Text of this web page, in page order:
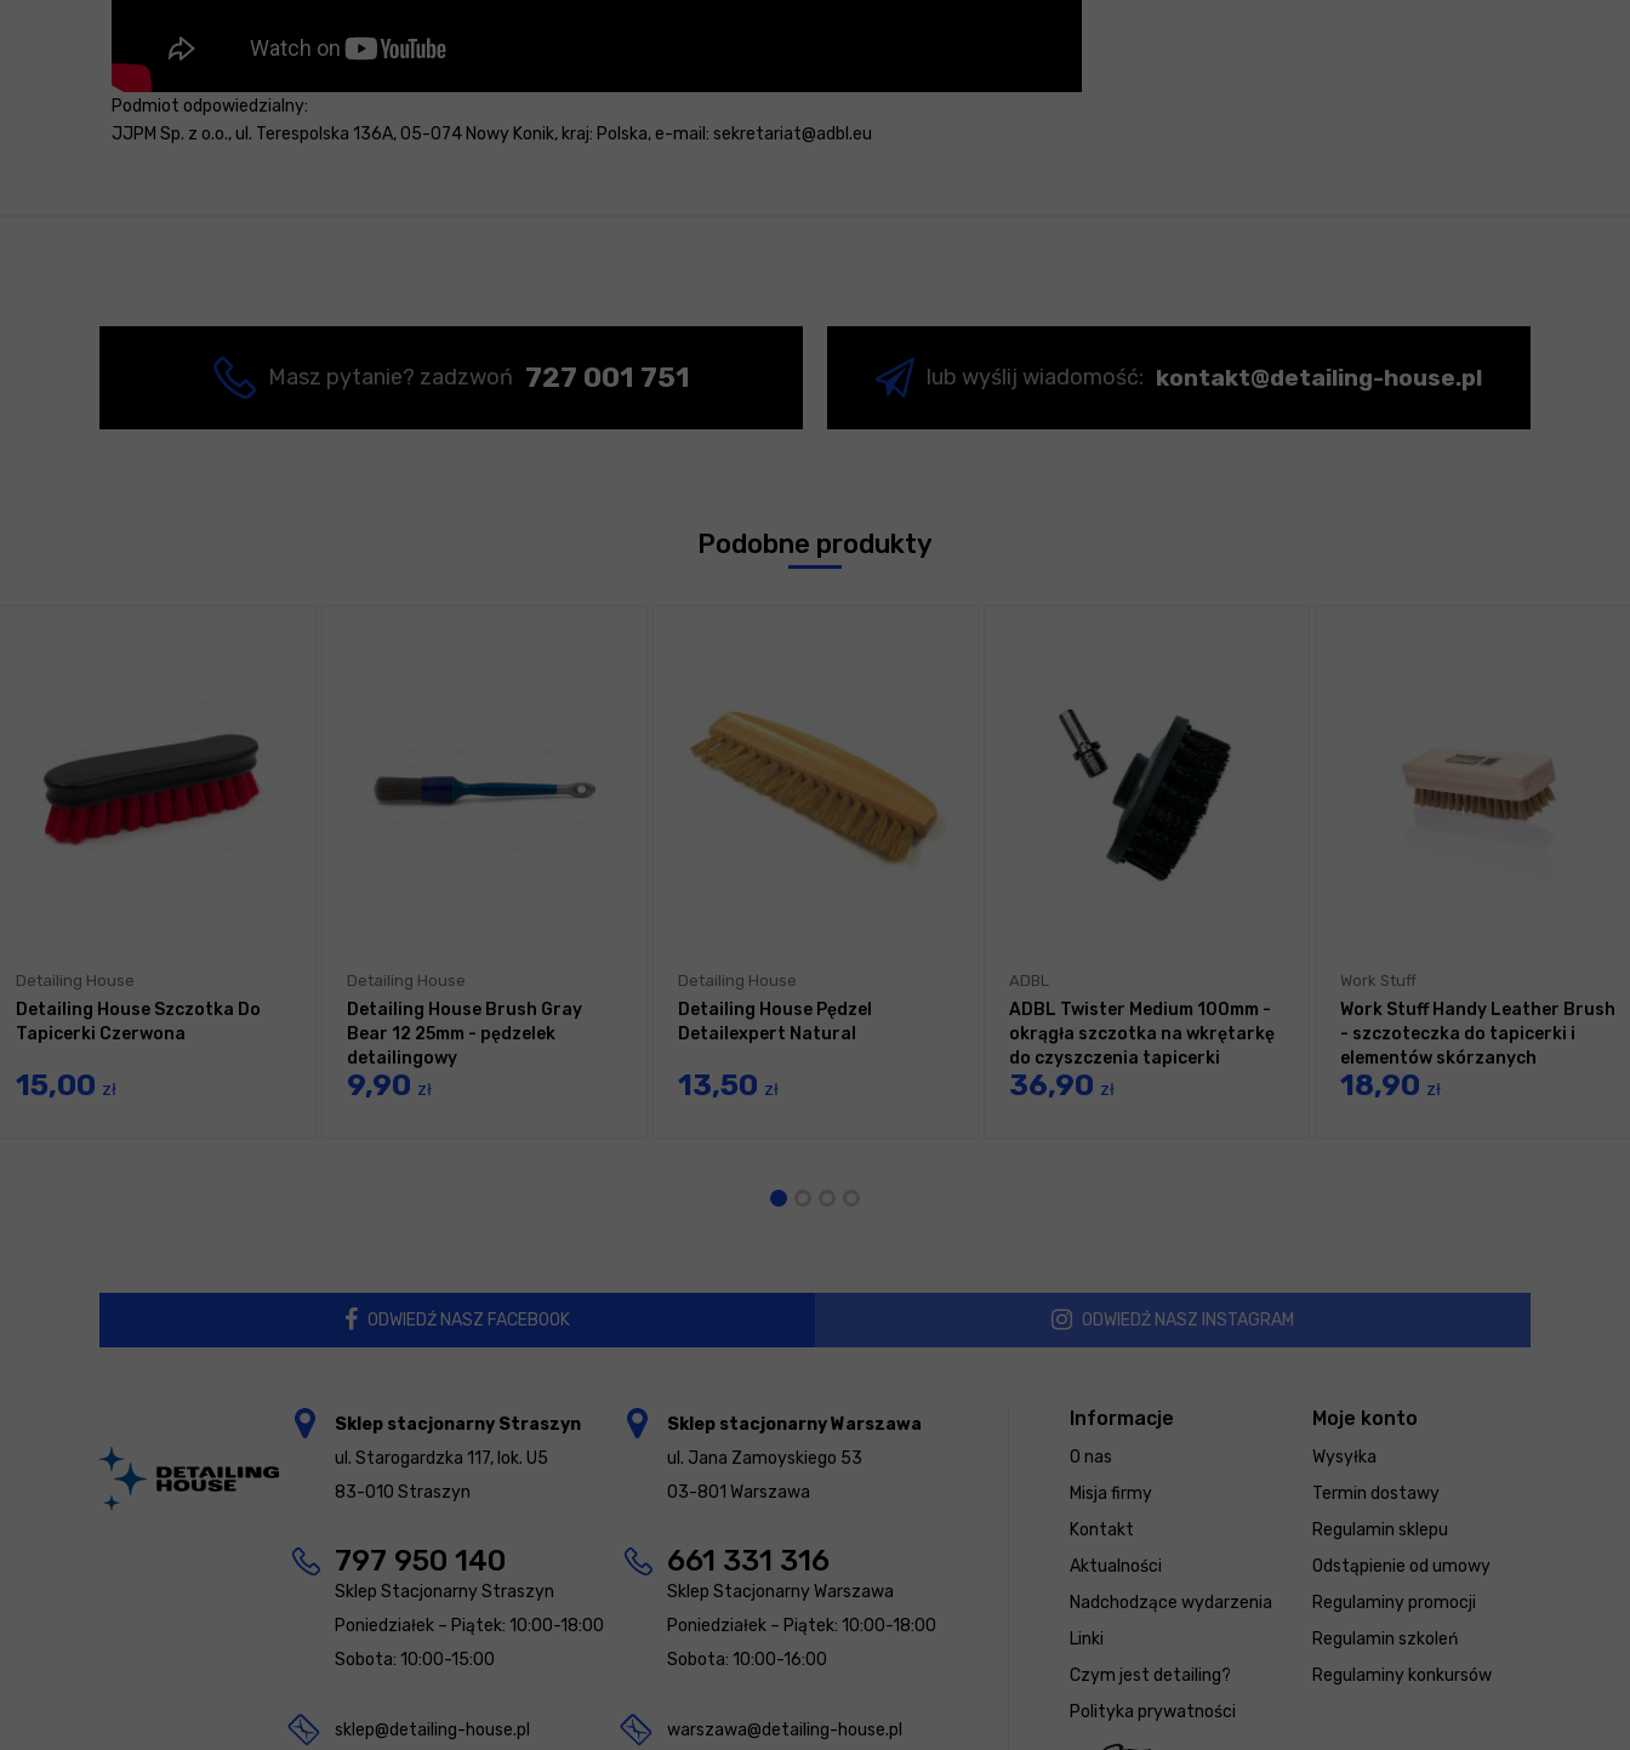
Podmiot odpowiedzialny:
JJPM Sp. z o.o., ul. Terespolska 136A, 05-074 Nowy Konik, kraj: Polska, e-mail: sekretariat@adbl.eu
Masz pytanie? zadzwoń 727 001 751 lub wyślij wiadomość: kontakt@detailing-house.pl
Podobne produkty
Detailing House
Detailing House Szczotka Do
Tapicerki Czerwona
15,00 zł
Detailing House
Detailing House Brush Gray
Bear 12 25mm - pędzelek
detailingowy
9,90 zł
Detailing House
Detailing House Pędzel
Detailexpert Natural
13,50 zł
ADBL
ADBL Twister Medium 100mm -
okrągła szczotka na wkrętarkę
do czyszczenia tapicerki
36,90 zł
Work Stuff
Work Stuff Handy Leather Brush
- szczoteczka do tapicerki i
elementów skórzanych
18,90 zł
ODWIEDŹ NASZ FACEBOOK ODWIEDŹ NASZ INSTAGRAM
Informacje
O nas
Misja firmy
Kontakt
Aktualności
Nadchodzące wydarzenia
Linki
Czym jest detailing?
Polityka prywatności
Moje konto
Wysyłka
Termin dostawy
Regulamin sklepu
Odstąpienie od umowy
Regulaminy promocji
Regulamin szkoleń
Regulaminy konkursów
Sklep stacjonarny Straszyn
ul. Starogardzka 117, lok. U5
83-010 Straszyn
797 950 140
Sklep Stacjonarny Straszyn
Poniedziałek – Piątek: 10:00-18:00
Sobota: 10:00-15:00
sklep@detailing-house.pl
Sklep stacjonarny Warszawa
ul. Jana Zamoyskiego 53
03-801 Warszawa
661 331 316
Sklep Stacjonarny Warszawa
Poniedziałek – Piątek: 10:00-18:00
Sobota: 10:00-16:00
warszawa@detailing-house.pl